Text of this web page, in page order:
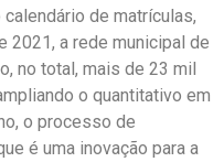
de matrículas,
2021, a rede municipal de
no total, mais de 23 mil
o quantitativo em
o processo de
é uma inovação para a